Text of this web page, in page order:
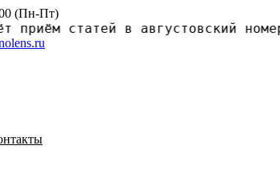
(Пн-Пт)
приём статей в августовский